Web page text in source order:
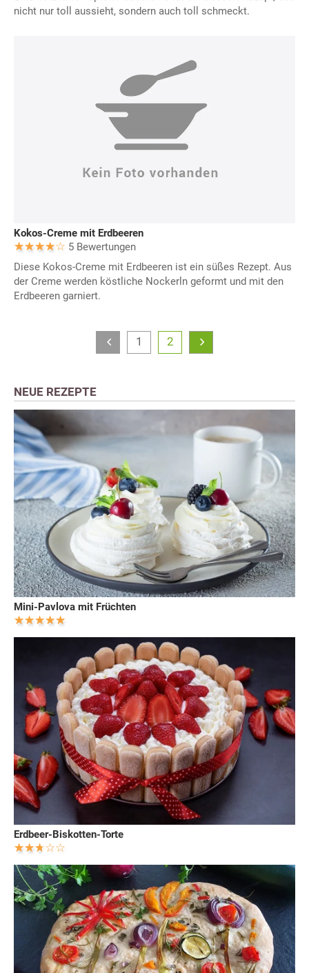
nicht nur toll aussieht, sondern auch toll schmeckt.
Kokos-Creme mit Erdbeeren
5 Bewertungen
Diese Kokos-Creme mit Erdbeeren ist ein süßes Rezept. Aus
der Creme werden köstliche Nockerln geformt und mit den
Erdbeeren garniert.
1 2
NEUE REZEPTE
Mini-Pavlova mit Früchten
Erdbeer-Biskotten-Torte